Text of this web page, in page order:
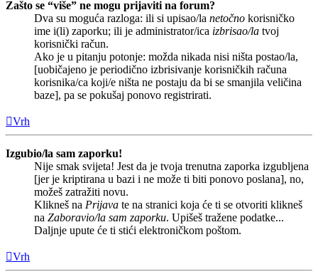
Zašto se “više” ne mogu prijaviti na forum?
Dva su moguća razloga: ili si upisao/la netočno korisničko
ime i(li) zaporku; ili je administrator/ica izbrisao/la tvoj
korisnički račun.
Ako je u pitanju potonje: možda nikada nisi ništa postao/la,
[uobičajeno je periodično izbrisivanje korisničkih računa
korisnika/ca koji/e ništa ne postaju da bi se smanjila veličina
baze], pa se pokušaj ponovo registrirati.
Vrh
Izgubio/la sam zaporku!
Nije smak svijeta! Jest da je tvoja trenutna zaporka izgubljena
[jer je kriptirana u bazi i ne može ti biti ponovo poslana], no,
možeš zatražiti novu.
Klikneš na Prijava te na stranici koja će ti se otvoriti klikneš
na Zaboravio/la sam zaporku. Upišeš tražene podatke...
Daljnje upute će ti stići elektroničkom poštom.
Vrh